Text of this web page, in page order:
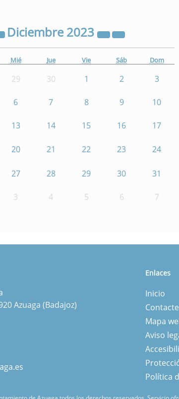
Diciembre2023
Mié Jue Vie Sáb Dom
29 30 1 2 3
6 7 8 9 10
13 14 15 16 17
20 21 22 23 24
27 28 29 30 31
3 4 5 6 7
Azuaga (Badajoz)
Enlaces
Inicio
Contacte
Mapa
Aviso
Política